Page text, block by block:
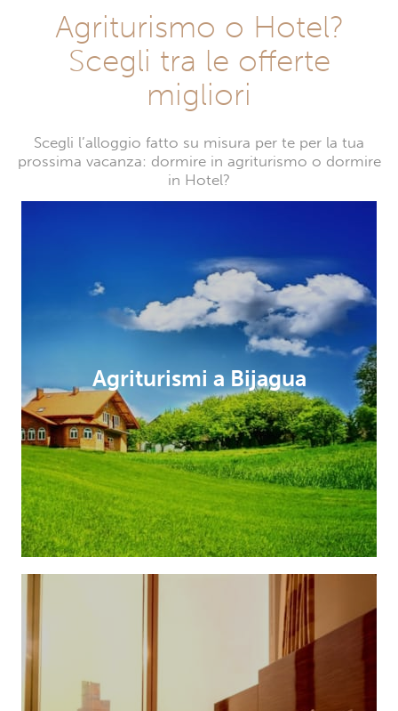
Agriturismo o Hotel?
Scegli tra le offerte
migliori
Scegli l’alloggio fatto su misura per te per la tua
prossima vacanza: dormire in agriturismo o dormire
in Hotel?
Agriturismi a Bijagua